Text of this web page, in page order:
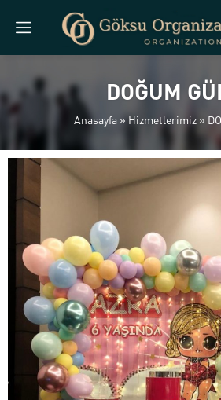
DOĞUM
Anasayfa »Hizmetlerimiz »